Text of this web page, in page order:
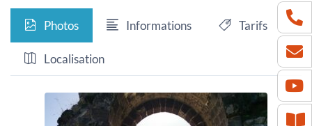
Photos Informations Tarifs
Localisation